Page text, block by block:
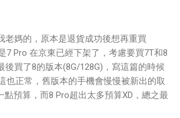
老媽的，原本是退貨成功後想再重買
7 Pro 在京東已經下架了，考慮要買7T和8
後買了8的版本(8G/128G)，寫這篇的時候
也正常，舊版本的手機會慢慢被新出的取
點預算，而8 Pro超出太多預算XD，總之最